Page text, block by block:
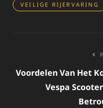
VEILIGE RIJERVARING
navigatie
Voordelen Van Het
Vespa